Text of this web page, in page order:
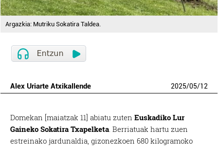
Argazkia: Mutriku Sokatira Taldea.
Alex Uriarte Atxikallende 2025/05/12
Domekan [maiatzak 11] abiatu zutenEuskadiko Lur
Gaineko Sokatira Txapelketa . Berriatuak hartu zuen
estreinako jardunaldia, gizonezkoen 680 kilogramoko